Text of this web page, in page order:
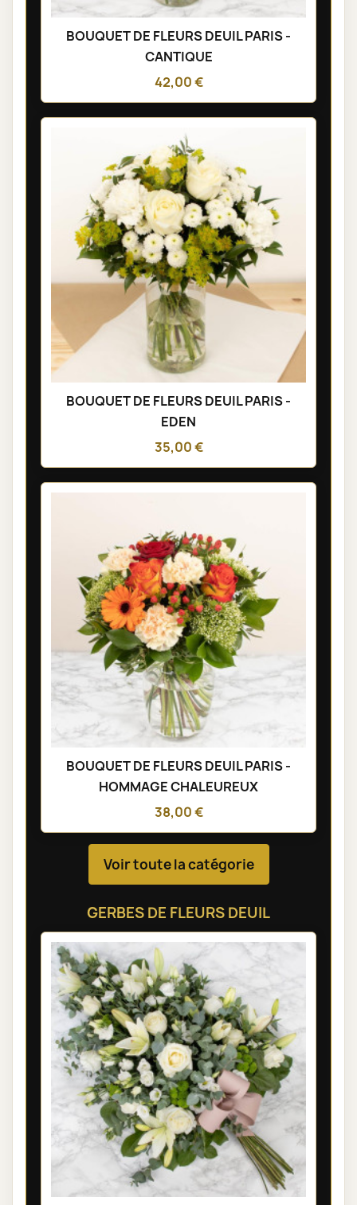
BOUQUET DE FLEURS DEUIL PARIS -
CANTIQUE
42,00 €
BOUQUET DE FLEURS DEUIL PARIS -
EDEN
35,00 €
BOUQUET DE FLEURS DEUIL PARIS -
HOMMAGE CHALEUREUX
38,00 €
Voir toute la catégorie
GERBES DE FLEURS DEUIL